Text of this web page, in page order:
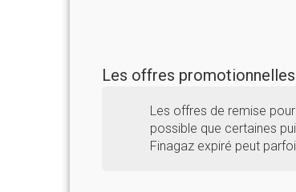
Les offres
Les offres de remise
possible que certaines
Finagaz expiré peut